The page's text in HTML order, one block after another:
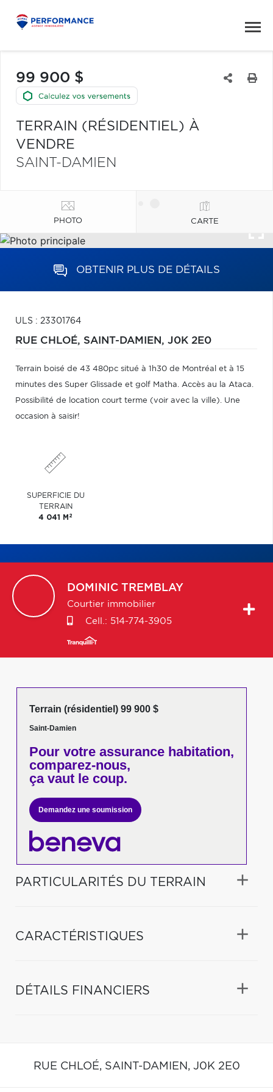
99 900 $
TERRAIN (RÉSIDENTIEL) À
VENDRE
SAINT-DAMIEN
PHOTO CARTE
OBTENIR PLUS DE DÉTAILS
ULS : 23301764
RUE CHLOÉ, SAINT-DAMIEN, J0K 2E0
Terrain boisé de 43 480pc situé à 1h30 de Montréal et à 15
minutes des Super Glissade et golf Matha. Accès au la Ataca.
Possibilité de location court terme (voir avec la ville). Une
occasion à saisir!
SUPERFICIE DU
TERRAIN
4 041 M 2
DOMINIC TREMBLAY
Courtier immobilier
Cell.: 514-774-3905
Terrain (résidentiel) 99 900 $
Saint-Damien
Pour votreassurance habitation,
comparez-nous,
ça vaut le coup.
Demandez une soumission
PARTICULARITÉS DU TERRAIN
CARACTÉRISTIQUES
DÉTAILS FINANCIERS
RUE CHLOÉ, SAINT-DAMIEN, J0K 2E0